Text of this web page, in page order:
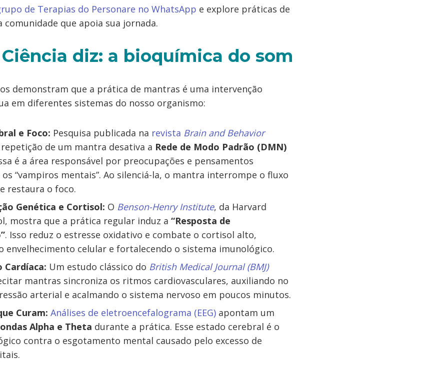
de Terapias do Personare no WhatsApp e explore práticas de
comunidade que apoia sua jornada.
diz: a bioquímica do som
demonstram que a prática de mantras é uma intervenção
em diferentes sistemas do nosso organismo:
e Foco: Pesquisa publicada na revista Brain and Behavior
de um mantra desativa a Rede de Modo Padrão (DMN)
é a área responsável por preocupações e pensamentos
“vampiros mentais”. Ao silenciá-la, o mantra interrompe o fluxo
restaura o foco.
Genética e Cortisol: O Benson-Henry Institute, da Harvard
mostra que a prática regular induz a “Resposta de
. Isso reduz o estresse oxidativo e combate o cortisol alto,
envelhecimento celular e fortalecendo o sistema imunológico.
Cardíaca: Um estudo clássico do British Medical Journal (BMJ)
mantras sincroniza os ritmos cardiovasculares, auxiliando no
arterial e acalmando o sistema nervoso em poucos minutos.
Curam: Análises de eletroencefalograma (EEG) apontam um
ondas Alpha e Theta durante a prática. Esse estado cerebral é o
contra o esgotamento mental causado pelo excesso de